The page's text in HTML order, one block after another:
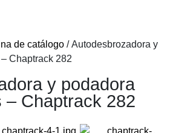
de catálogo / Autodesbrozadora y
Chaptrack 282
y podadora
– Chaptrack 282